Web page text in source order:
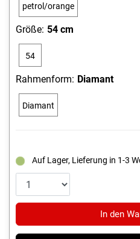
petrol/orange
Größe: 54 cm
54
Rahmenform: Diamant
Diamant
Auf Lager, Lieferung in 1-3
In den